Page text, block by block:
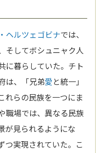
ヘルツェゴビナでは、
そしてボシュニャク人
に暮らしていた。チト
は、「兄弟愛と統一」
れらの民族を一つにま
職場では、異なる民族
が見られるようにな
つ実現されていた。こ